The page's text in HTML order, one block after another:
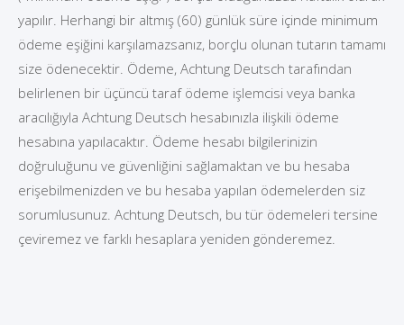
yapılır. Herhangi bir altmış (60) günlük süre içinde minimum
ödeme eşiğini karşılamazsanız, borçlu olunan tutarın tamamı
size ödenecektir. Ödeme, Achtung Deutsch tarafından
belirlenen bir üçüncü taraf ödeme işlemcisi veya banka
aracılığıyla Achtung Deutsch hesabınızla ilişkili ödeme
hesabına yapılacaktır. Ödeme hesabı bilgilerinizin
doğruluğunu ve güvenliğini sağlamaktan ve bu hesaba
erişebilmenizden ve bu hesaba yapılan ödemelerden siz
sorumlusunuz. Achtung Deutsch, bu tür ödemeleri tersine
çeviremez ve farklı hesaplara yeniden gönderemez.